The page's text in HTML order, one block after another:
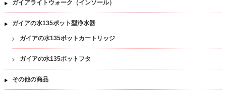
ガイアライトウォーク（インソール）
ガイアの水135ポット型浄水器
ガイアの水135ポットカートリッジ
ガイアの水135ポットフタ
その他の商品